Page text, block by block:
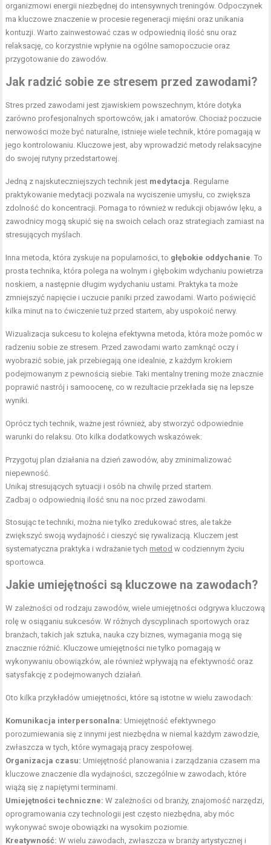
organizmowi energii niezbędnej do intensywnych treningów. Odpoczynek
ma kluczowe znaczenie w procesie regeneracji mięśni oraz unikania
kontuzji. Warto zainwestować czas w odpowiednią ilość snu oraz
relaksację, co korzystnie wpłynie na ogólne samopoczucie oraz
przygotowanie do zawodów.
Jak radzić sobie ze stresem przed zawodami?
Stres przed zawodami jest zjawiskiem powszechnym, które dotyka
zarówno profesjonalnych sportowców, jak i amatorów. Chociaż poczucie
nerwowości może być naturalne, istnieje wiele technik, które pomagają w
jego kontrolowaniu. Kluczowe jest, aby wprowadzić metody relaksacyjne
do swojej rutyny przedstartowej.
Jedną z najskuteczniejszych technik jest medytacja . Regularne
praktykowanie medytacji pozwala na wyciszenie umysłu, co zwiększa
zdolność do koncentracji. Pomaga to również w redukcji objawów lęku, a
zawodnicy mogą skupić się na swoich celach oraz strategiach zamiast na
stresujących myślach.
Inna metoda, która zyskuje na popularności, to głębokie oddychanie . To
prosta technika, która polega na wolnym i głębokim wdychaniu powietrza
noskiem, a następnie długim wydychaniu ustami. Praktyka ta może
zmniejszyć napięcie i uczucie paniki przed zawodami. Warto poświęcić
kilka minut na to ćwiczenie tuż przed startem, aby uspokoić nerwy.
Wizualizacja sukcesu to kolejna efektywna metoda, która może pomóc w
radzeniu sobie ze stresem. Przed zawodami warto zamknąć oczy i
wyobrazić sobie, jak przebiegają one idealnie, z każdym krokiem
podejmowanym z pewnością siebie. Taki mentalny trening może znacznie
poprawić nastrój i samoocenę, co w rezultacie przekłada się na lepsze
wyniki.
Oprócz tych technik, ważne jest również, aby stworzyć odpowiednie
warunki do relaksu. Oto kilka dodatkowych wskazówek:
Przygotuj plan działania na dzień zawodów, aby zminimalizować
niepewność.
Unikaj stresujących sytuacji i osób na chwilę przed startem.
Zadbaj o odpowiednią ilość snu na noc przed zawodami.
Stosując te techniki, można nie tylko zredukować stres, ale także
zwiększyć swoją wydajność i cieszyć się rywalizacją. Kluczem jest
systematyczna praktyka i wdrażanie tych metod w codziennym życiu
sportowca.
Jakie umiejętności są kluczowe na zawodach?
W zależności od rodzaju zawodów, wiele umiejętności odgrywa kluczową
rolę w osiąganiu sukcesów. W różnych dyscyplinach sportowych oraz
branżach, takich jak sztuka, nauka czy biznes, wymagania mogą się
znacznie różnić. Kluczowe umiejętności nie tylko pomagają w
wykonywaniu obowiązków, ale również wpływają na efektywność oraz
satysfakcję z podejmowanych działań.
Oto kilka przykładów umiejętności, które są istotne w wielu zawodach:
Komunikacja interpersonalna: Umiejętność efektywnego
porozumiewania się z innymi jest niezbędna w niemal każdym zawodzie,
zwłaszcza w tych, które wymagają pracy zespołowej.
Organizacja czasu: Umiejętność planowania i zarządzania czasem ma
kluczowe znaczenie dla wydajności, szczególnie w zawodach, które
wiążą się z napiętymi terminami.
Umiejętności techniczne: W zależności od branży, znajomość narzędzi,
oprogramowania czy technologii jest często niezbędna, aby móc
wykonywać swoje obowiązki na wysokim poziomie.
Kreatywność: W wielu zawodach, zwłaszcza w branży artystycznej i